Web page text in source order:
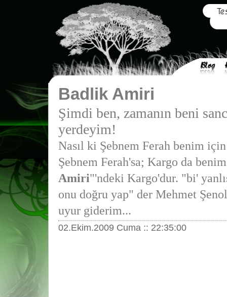
Badlik Amiri
Şimdi ben, zamanın beni
yerdeyim!
Nasıl ki Şebnem Ferah benim
Şebnem Ferah'sa; Kargo da
Amiri"'ndeki Kargo'dur. "bi'
onu doğru yap" der Mehmet
uyur giderim...
02.Ekim.2009 Cuma :: 22:35:00